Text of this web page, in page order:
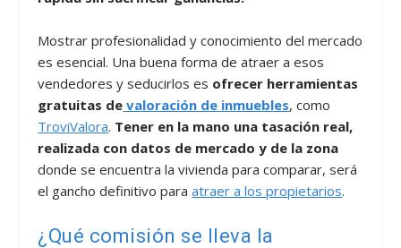
Mostrar profesionalidad y conocimiento del mercado
es esencial. Una buena forma de atraer a esos
vendedores y seducirlos es ofrecer herramientas
gratuitas de valoración de inmuebles, como
TroviValora. Tener en la mano una tasación real,
realizada con datos de mercado y de la zona
donde se encuentra la vivienda para comparar, será
el gancho definitivo paraatraer a los propietarios.
¿Qué comisión se lleva la